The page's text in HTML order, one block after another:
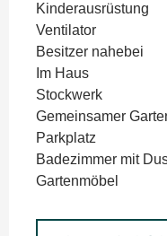
Kinderausrüstung
Ventilator
Besitzer nahebei
Im Haus
Stockwerk
Gemeinsamer
Parkplatz
Badezimmer mit
Gartenmöbel